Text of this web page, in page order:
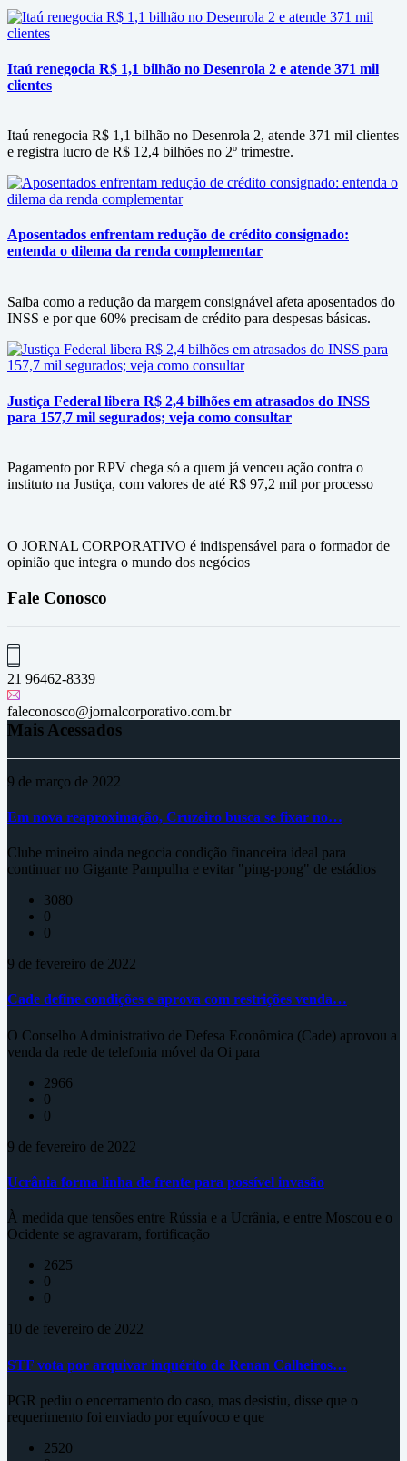
Itaú renegocia R$ 1,1 bilhão no Desenrola 2 e atende 371 mil
clientes
Itaú renegocia R$ 1,1 bilhão no Desenrola 2, atende 371 mil clientes
e registra lucro de R$ 12,4 bilhões no 2º trimestre.
Aposentados enfrentam redução de crédito consignado:
entenda o dilema da renda complementar
Saiba como a redução da margem consignável afeta aposentados do
INSS e por que 60% precisam de crédito para despesas básicas.
Justiça Federal libera R$ 2,4 bilhões em atrasados do INSS
para 157,7 mil segurados; veja como consultar
Pagamento por RPV chega só a quem já venceu ação contra o
instituto na Justiça, com valores de até R$ 97,2 mil por processo
O JORNAL CORPORATIVO é indispensável para o formador de
opinião que integra o mundo dos negócios
Fale Conosco
21 96462-8339
faleconosco@jornalcorporativo.com.br
Mais Acessados
9 de março de 2022
Em nova reaproximação, Cruzeiro busca se fixar no…
Clube mineiro ainda negocia condição financeira ideal para
continuar no Gigante Pampulha e evitar "ping-pong" de estádios
3080
0
0
9 de fevereiro de 2022
Cade define condições e aprova com restrições venda…
O Conselho Administrativo de Defesa Econômica (Cade) aprovou a
venda da rede de telefonia móvel da Oi para
2966
0
0
9 de fevereiro de 2022
Ucrânia forma linha de frente para possível invasão
À medida que tensões entre Rússia e a Ucrânia, e entre Moscou e o
Ocidente se agravaram, fortificação
2625
0
0
10 de fevereiro de 2022
STF vota por arquivar inquérito de Renan Calheiros…
PGR pediu o encerramento do caso, mas desistiu, disse que o
requerimento foi enviado por equívoco e que
2520